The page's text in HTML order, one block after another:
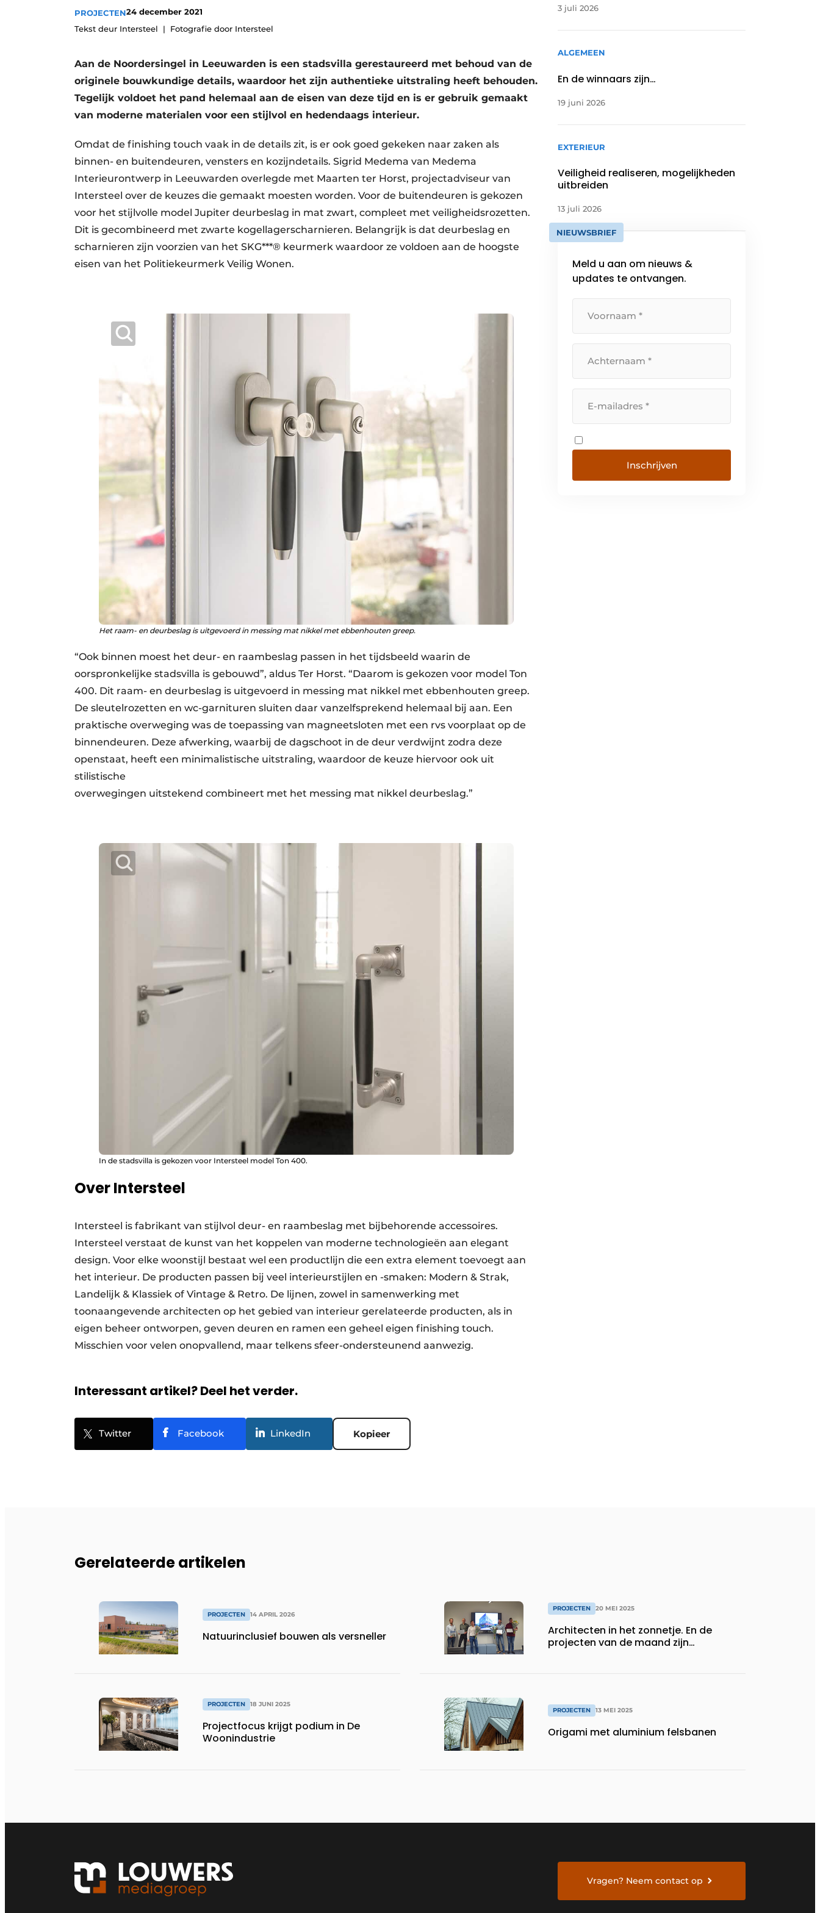
PROJECTEN24 december 2021
Tekst deur Intersteel
Fotografie door Intersteel
Aan de Noordersingel in Leeuwarden is een stadsvilla gerestaureerd met behoud van de
originele bouwkundige details, waardoor het zijn authentieke uitstraling heeft behouden.
Tegelijk voldoet het pand helemaal aan de eisen van deze tijd en is er gebruik gemaakt
van moderne materialen voor een stijlvol en hedendaags interieur.
Omdat de finishing touch vaak in de details zit, is er ook goed gekeken naar zaken als
binnen- en buitendeuren, vensters en kozijndetails. Sigrid Medema van Medema
Interieurontwerp in Leeuwarden overlegde met Maarten ter Horst, projectadviseur van
Intersteel over de keuzes die gemaakt moesten worden. Voor de buitendeuren is gekozen
voor het stijlvolle model Jupiter deurbeslag in mat zwart, compleet met veiligheidsrozetten.
Dit is gecombineerd met zwarte kogellagerscharnieren. Belangrijk is dat deurbeslag en
scharnieren zijn voorzien van het SKG***® keurmerk waardoor ze voldoen aan de hoogste
eisen van het Politiekeurmerk Veilig Wonen.
Het raam- en deurbeslag is uitgevoerd in messing mat nikkel met ebbenhouten greep.
“Ook binnen moest het deur- en raambeslag passen in het tijdsbeeld waarin de
oorspronkelijke stadsvilla is gebouwd”, aldus Ter Horst. “Daarom is gekozen voor model Ton
400. Dit raam- en deurbeslag is uitgevoerd in messing mat nikkel met ebben­houten greep.
De sleutelrozetten en wc-garnituren sluiten daar vanzelfsprekend helemaal bij aan. Een
praktische overweging was de toepassing van magneetsloten met een rvs voorplaat op de
binnendeuren. Deze afwerking, waarbij de dagschoot in de deur verdwijnt zodra deze
openstaat, heeft een minimalistische uitstraling, waardoor de keuze hiervoor ook uit
stilistische
overwegingen uitstekend combineert met het messing mat nikkel deurbeslag.”
In de stadsvilla is gekozen voor Intersteel model Ton 400.
Over Intersteel
Intersteel is fabrikant van stijlvol deur- en raambeslag met bijbehorende accessoires.
Intersteel verstaat de kunst van het koppelen van moderne technologieën aan elegant
design. Voor elke woonstijl bestaat wel een productlijn die een extra element toevoegt aan
het interieur. De producten passen bij veel interieurstijlen en -smaken: Modern & Strak,
Landelijk & Klassiek of Vintage & Retro. De lijnen, zowel in samenwerking met
toonaangevende architecten op het gebied van interieur gerelateerde producten, als in
eigen beheer ontworpen, geven deuren en ramen een geheel eigen finishing touch.
Misschien voor velen onopvallend, maar telkens sfeer-ondersteunend aanwezig.
Interessant artikel? Deel het verder.
Twitter Facebook LinkedIn Kopieer
3 juli 2026
ALGEMEEN
En de winnaars zijn…
19 juni 2026
EXTERIEUR
Veiligheid realiseren, mogelijkheden
uitbreiden
13 juli 2026
NIEUWSBRIEF
Meld u aan om nieuws &
updates te ontvangen.
Inschrijven
Gerelateerde artikelen
PROJECTEN 14 APRIL 2026
Natuurinclusief bouwen als versneller
PROJECTEN 18 JUNI 2025
Projectfocus krijgt podium in De
Woonindustrie
PROJECTEN 20 MEI 2025
Architecten in het zonnetje. En de
projecten van de maand zijn…
PROJECTEN 13 MEI 2025
Origami met aluminium felsbanen
Vragen? Neem contact op